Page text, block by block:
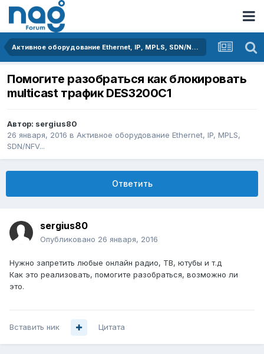
Активное оборудование Ethernet, IP, MPLS, SDN/NFV...
Помогите разобраться как блокировать
multicast трафик DES3200C1
Автор: sergius80
26 января, 2016 в Активное оборудование Ethernet, IP, MPLS,
SDN/NFV...
Ответить
sergius80
Опубликовано 26 января, 2016
Нужно запретить любые онлайн радио, ТВ, ютубы и т.д
Как это реализовать, помогите разобраться, возможно ли
это.
Вставить ник Цитата